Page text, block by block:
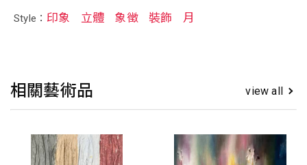
Style： 印象 立體 象徵 裝飾 月
相關藝術品 view all